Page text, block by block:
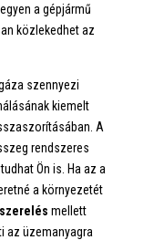
a gépjármű
közlekedhet az
szennyezi
kiemelt
A
rendszeres
Ön is. Ha az a
a környezetét
mellett
az üzemanyagra